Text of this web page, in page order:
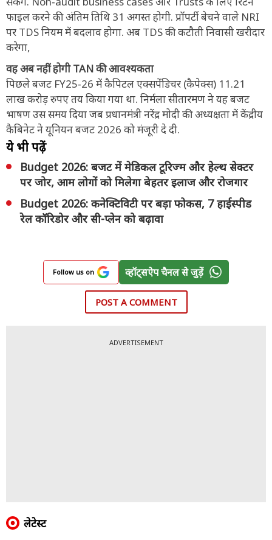
फाइल करने की अंतिम तिथि 31 अगस्त होगी. प्रॉपर्टी बेचने वाले NRI
पर TDS नियम में बदलाव होगा. अब TDS की कटौती निवासी खरीदार
करेगा,
वह अब नहीं होगी TAN की आवश्यकता
पिछले बजट FY25‑26 में कैपिटल एक्सपेंडिचर (कैपेक्स) 11.21
लाख करोड़ रुपए तय किया गया था. निर्मला सीतारमण ने यह बजट
भाषण उस समय दिया जब प्रधानमंत्री नरेंद्र मोदी की अध्यक्षता में केंद्रीय
कैबिनेट ने यूनियन बजट 2026 को मंजूरी दे दी.
ये भी पढ़ें
Budget 2026: बजट में मेडिकल टूरिज्म और हेल्थ सेक्टर
पर जोर, आम लोगों को मिलेगा बेहतर इलाज और रोजगार
Budget 2026: कनेक्टिविटी पर बड़ा फोकस, 7 हाईस्पीड
रेल कॉरिडोर और सी-प्लेन को बढ़ावा
Follow us on व्हॉट्सऐप चैनल से जुड़ें
POST A COMMENT
ADVERTISEMENT
लेटेस्ट